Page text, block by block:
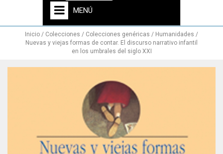
MENÚ
Inicio Colecciones Colecciones genéricas
Humanidades
Nuevas y viejas formas de contar. El discurso narrativo infantil
en los umbrales del siglo XXI